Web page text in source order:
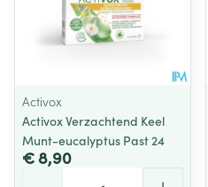
Activox
Activox Verzachtend Keel
Munt-eucalyptus Past 24
€ 8,90